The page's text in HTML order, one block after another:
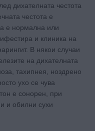
дихателната честота
честота е
е нормална или
и клиника на
В някои случаи
на дихателната
тахипнея, ноздрено
ухо се чува
е сонорен, при
и обилни сухи